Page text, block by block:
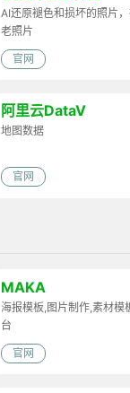
AI还原褪色和损坏的照片
老照片
官网
阿里云DataV
地图数据
官网
MAKA
海报模板,图片制作,素材模
台
官网